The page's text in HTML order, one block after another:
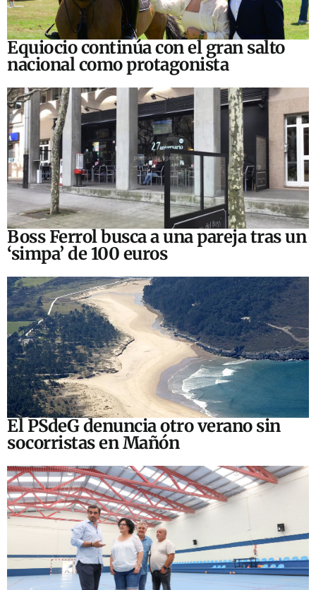
Equiocio continúa con el gran salto
nacional como protagonista
Boss Ferrol busca a una pareja tras un
‘simpa’ de 100 euros
El PSdeG denuncia otro verano sin
socorristas en Mañón